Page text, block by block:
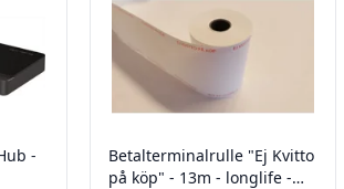
-
Betalterminalrulle "Ej Kvitto
på köp" - 13m - longlife -